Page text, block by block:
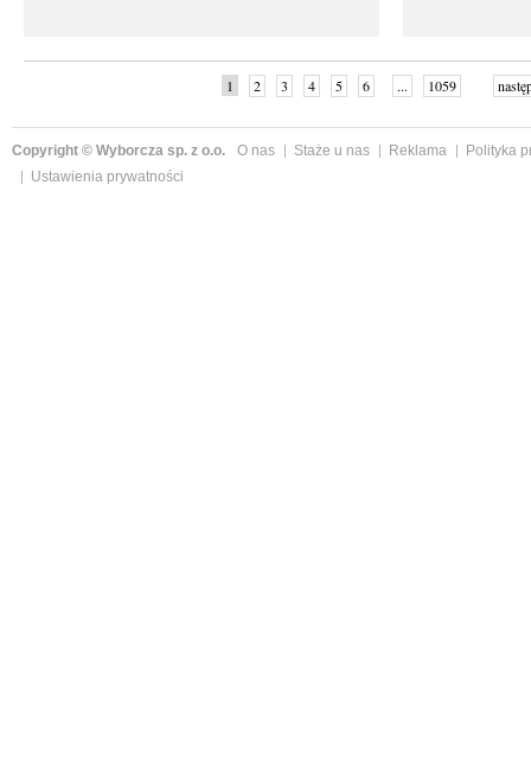
1 2 3 4 5 6 ... 1059
Copyright © Wyborcza sp. z o.o. O nas Staże u nas Reklama
Polityka
Ustawienia prywatności